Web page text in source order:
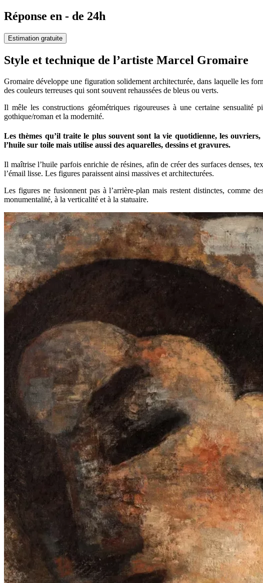
Réponse en - de 24h
Estimation gratuite
Style et technique de l’artiste Marcel Gromaire
Gromaire développe une figuration solidement architecturée, dans laquelle les
des couleurs terreuses qui sont souvent rehaussées de bleus ou verts.
Il mêle les constructions géométriques rigoureuses à une certaine
gothique/roman et la modernité.
Les thèmes qu’il traite le plus souvent sont la vie quotidienne, les
l’huile sur toile mais utilise aussi des aquarelles, dessins et gravures.
Il maîtrise l’huile parfois enrichie de résines, afin de créer des surfaces denses,
l’émail lisse. Les figures paraissent ainsi massives et architecturées.
Les figures ne fusionnent pas à l’arrière-plan mais restent distinctes, comme
monumentalité, à la verticalité et à la statuaire.